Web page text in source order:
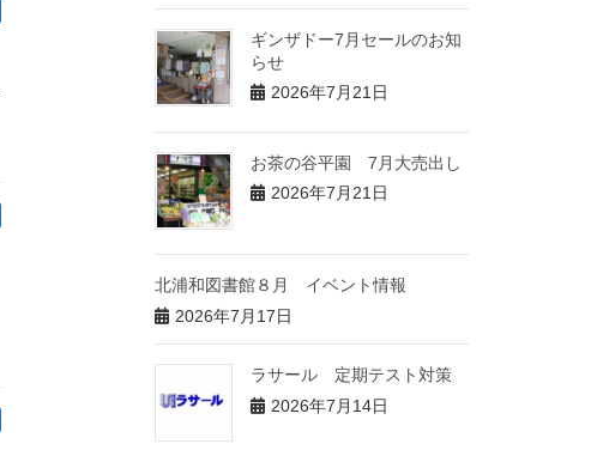
ギンザドー7月セールのお知
らせ
2026年7月21日
お茶の谷平園 7月大売出し
2026年7月21日
北浦和図書館８月 イベント情報
2026年7月17日
ラサール 定期テスト対策
2026年7月14日